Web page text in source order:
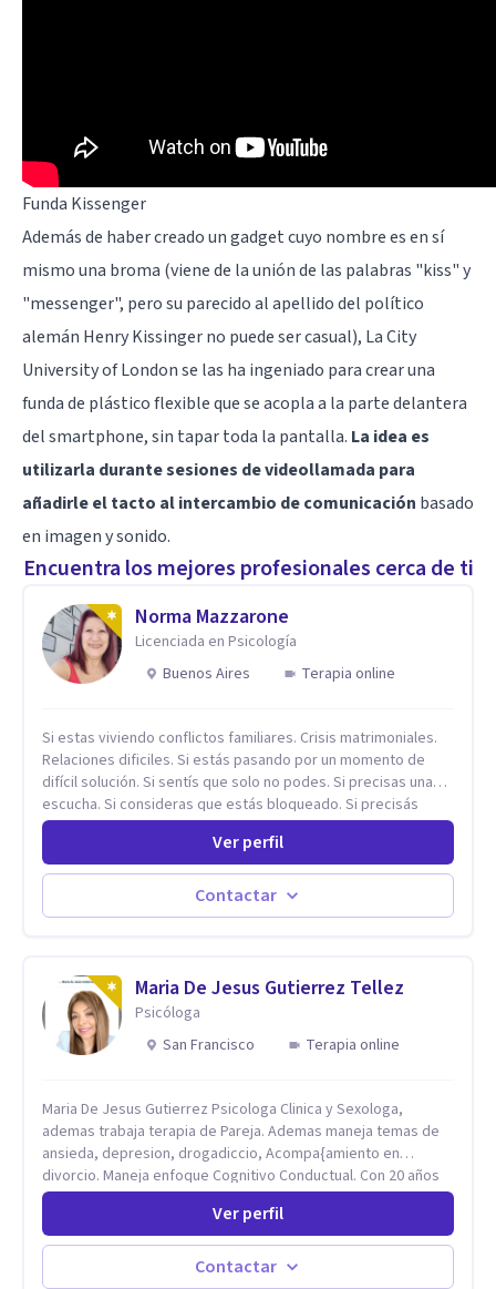
Funda Kissenger
Además de haber creado un gadget cuyo nombre es en sí
mismo una broma (viene de la unión de las palabras "kiss" y
"messenger", pero su parecido al apellido del político
alemán Henry Kissingerno puede ser casual), La City
University of London se las ha ingeniado para crear una
funda de plástico flexible que se acopla a la parte delantera
del smartphone, sin tapar toda la pantalla. La idea es
utilizarla durante sesiones de videollamada para
añadirle el tacto al intercambio de comunicación basado
en imagen y sonido.
Encuentra los mejores profesionales cerca de ti
Norma Mazzarone
Licenciada en Psicología
Buenos Aires
Terapia online
Si estas viviendo conflictos familiares. Crisis matrimoniales.
Relaciones dificiles. Si estás pasando por un momento de
difícil solución. Si sentís que solo no podes. Si precisas una
escucha. Si consideras que estás bloqueado. Si precisás
comprensión. Si no logras definir proyectos, objetivos,
sueños, deseos. Si pensás que lo que te pasa no es tan
grave, pero podría ayudar. Si estás en adicciones y tu
intención es hacer algo con lo que te está pasando. No dudes
en comunicarte a fin de comenzar a resolver la situación que
Ver perfil
Contactar
Maria De Jesus Gutierrez Tellez
Psicóloga
San Francisco
Terapia online
Maria De Jesus Gutierrez Psicologa Clinica y Sexologa,
ademas trabaja terapia de Pareja. Ademas maneja temas de
ansieda, depresion, drogadiccio, Acompa{amiento en
divorcio. Maneja enfoque Cognitivo Conductual. Con 20 años
de experiencia, constantemente capacitandose en las
diferntes areas de la Salud Mental.
Ver perfil
Contactar